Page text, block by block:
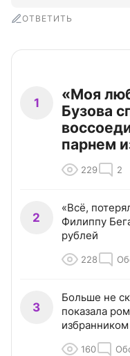
ОТВЕТИТЬ
1
«Моя
Бузова
парнем
229 2
2
«Всё,
Филиппу
рублей
228
3
Больше не
показала
избранником
160